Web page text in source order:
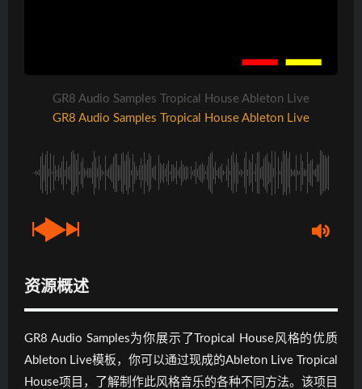
GR8 Audio Samples Tropical House Ableton Live
GR8 Audio Samples Tropical House Ableton Live
资源概述
GR8 Audio Samples为你展示了Tropical House风格的优质
Ableton Live模板，你可以通过现成的Ableton Live Tropical
House项目，了解制作此风格音乐的各种不同方法。该项目